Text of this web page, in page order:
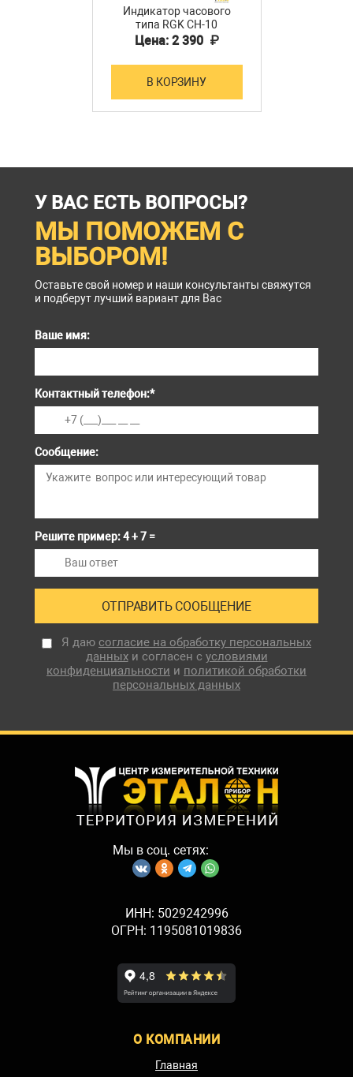
Индикатор часового
типа RGK CH-10
Цена: 2 390 ₽
В КОРЗИНУ
У ВАС ЕСТЬ ВОПРОСЫ?
МЫ ПОМОЖЕМ С
ВЫБОРОМ!
Оставьте свой номер и наши консультанты свяжутся
и подберут лучший вариант для Вас
Ваше имя:
Контактный телефон:*
Сообщение:
Решите пример: 4 + 7 =
Я даю согласие на обработку персональных
данныхи согласен с условиями
конфиденциальности и политикой обработки
персональных данных
Мы в соц. сетях:
ИНН: 5029242996
ОГРН: 1195081019836
О КОМПАНИИ
Главная